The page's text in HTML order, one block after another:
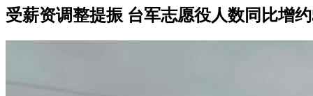
受薪资调整提振 台军志愿役人数同比增约